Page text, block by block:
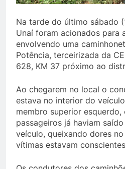
Na tarde do último sábado
Unaí foram acionados para
envolvendo uma
Potência, terceirizada da
628, KM 37 próximo ao
Ao chegarem no local o
estava no interior do
membro superior
passageiros já haviam
veículo, queixando dores
vítimas estavam